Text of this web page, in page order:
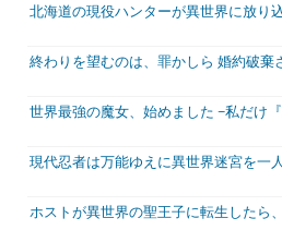
北海道の現役ハンターが異世界に放り
終わりを望むのは、罪かしら 婚約破棄
世界最強の魔女、始めました ~私だけ
現代忍者は万能ゆえに異世界迷宮を一
ホストが異世界の聖王子に転生したら